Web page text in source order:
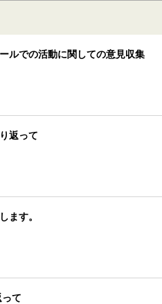
ルでの活動に関しての意見収集
返って
ます。
て